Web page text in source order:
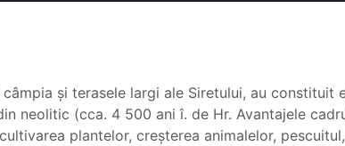
și terasele largi ale Siretului, au constituit
neolitic (cca. 4 500 ani î. de Hr. Avantajele
plantelor, creșterea animalelor,